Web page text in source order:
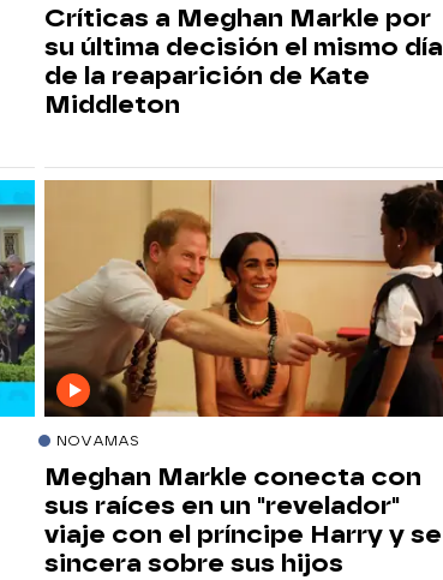
Críticas a Meghan Markle por
su última decisión el mismo día
de la reaparición de Kate
Middleton
NOVAMAS
Meghan Markle conecta con
sus raíces en un "revelador"
viaje con el príncipe Harry y se
sincera sobre sus hijos